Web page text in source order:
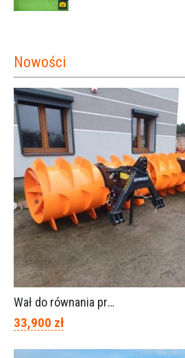
Nowości
Wał do równania pryzm z kiszonką -TORNADO-SPAWEX
33,900 zł